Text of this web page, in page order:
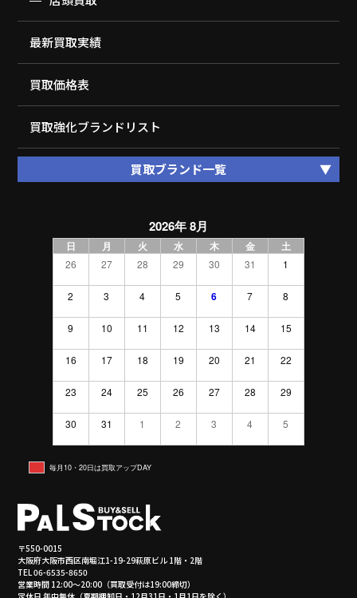
最新買取実績
買取価格表
買取強化ブランドリスト
買取ブランド一覧
2026年 8月
日 月 火 水 木 金 土
26 27 28 29 30 31 1
2 3 4 5 6 7 8
9 10 11 12 13 14 15
16 17 18 19 20 21 22
23 24 25 26 27 28 29
30 31 1 2 3 4 5
毎月10・20日は買取アップDAY
〒550-0015
大阪府大阪市西区南堀江1-19-29萩原ビル 1階・2階
TEL 06-6535-8650
営業時間 12:00～20:00（買取受付は19:00締切）